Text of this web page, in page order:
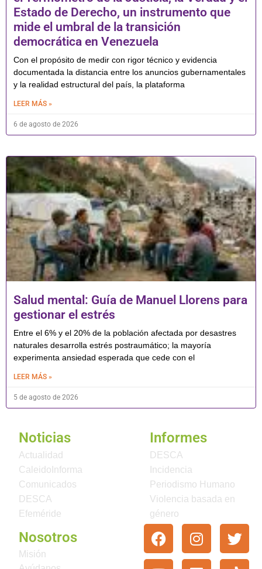
Estado de Derecho, un instrumento que
mide el umbral de la transición
democrática en Venezuela
Con el propósito de medir con rigor técnico y evidencia
documentada la distancia entre los anuncios gubernamentales
y la realidad estructural del país, la plataforma
LEER MÁS »
6 de agosto de 2026
Salud mental: Guía de Manuel Llorens para
gestionar el estrés
Entre el 6% y el 20% de la población afectada por desastres
naturales desarrolla estrés postraumático; la mayoría
experimenta ansiedad esperada que cede con el
LEER MÁS »
5 de agosto de 2026
Noticias
Actualidad
CaleidoInforma
Comunicados
DESCA
Efeméride
Informes
DESCA
Incidencia
Periodismo Humano
Violencia basada en
género
Nosotros
Misión